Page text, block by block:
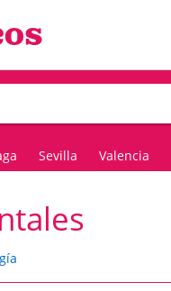
Sevilla Valencia